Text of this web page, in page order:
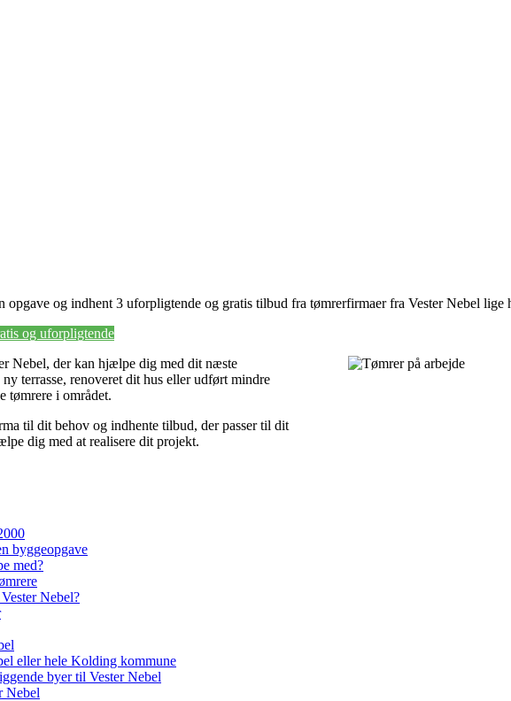
og indhent 3 uforpligtende og gratis tilbud fra tømrerfirmaer fra Vester Nebel lige
og uforpligtende
Nebel, der kan hjælpe dig med dit næste
terrasse, renoveret dit hus eller udført mindre
tømrere i området.
til dit behov og indhente tilbud, der passer til dit
dig med at realisere dit projekt.
byggeopgave
med?
Nebel?
eller hele Kolding kommune
byer til Vester Nebel
Nebel